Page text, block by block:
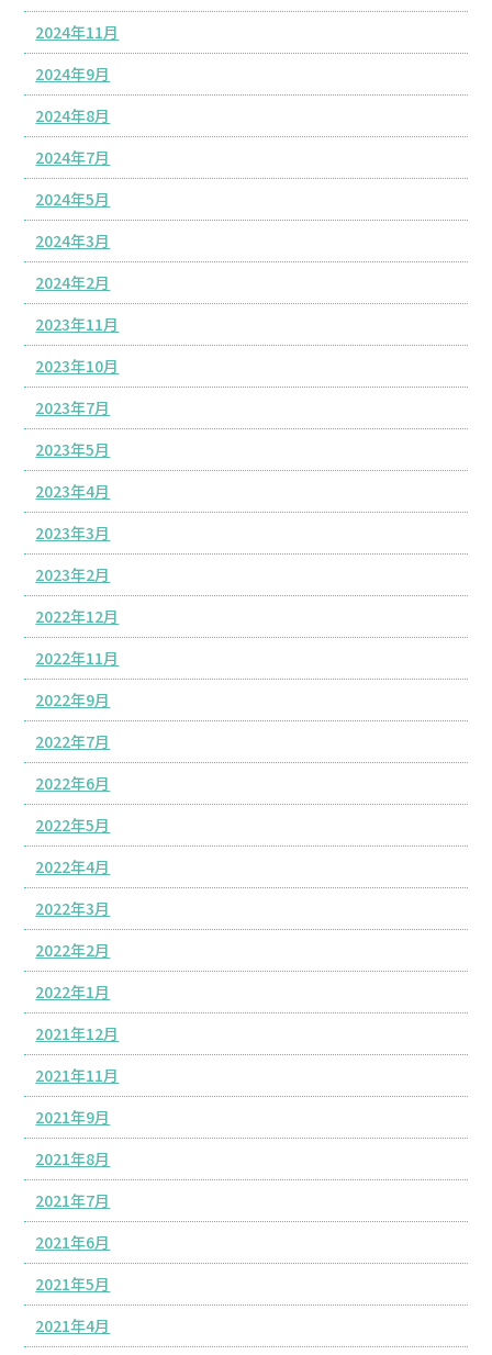
2024年11月
2024年9月
2024年8月
2024年7月
2024年5月
2024年3月
2024年2月
2023年11月
2023年10月
2023年7月
2023年5月
2023年4月
2023年3月
2023年2月
2022年12月
2022年11月
2022年9月
2022年7月
2022年6月
2022年5月
2022年4月
2022年3月
2022年2月
2022年1月
2021年12月
2021年11月
2021年9月
2021年8月
2021年7月
2021年6月
2021年5月
2021年4月